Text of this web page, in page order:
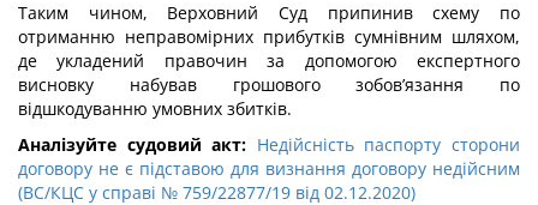
Таким чином, Верховний Суд припинив схему по
отриманню неправомірних прибутків сумнівним шляхом,
де укладений правочин за допомогою експертного
висновку набував грошового зобов’язання по
відшкодуванню умовних збитків.
Аналізуйте судовий акт: Недійсність паспорту сторони
договору не є підставою для визнання договору недійсним
(ВС/КЦС у справі № 759/22877/19 від 02.12.2020)